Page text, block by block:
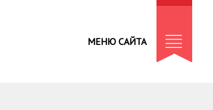
МЕНЮ САЙТА